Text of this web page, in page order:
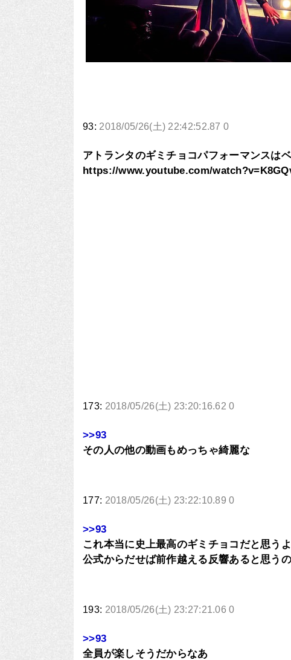
93: 2018/05/26(土) 22:42:52.87 0
アトランタのギミチョコパフォーマンスは
https://www.youtube.com/
173: 2018/05/26(土) 23:20:16.62 0
>>93
その人の他の動画もめっちゃ綺麗な
177: 2018/05/26(土) 23:22:10.89 0
>>93
これ本当に史上最高のギミチョコだと思うよ
公式からだせば前作越える反響あると思う
193: 2018/05/26(土) 23:27:21.06 0
>>93
全員が楽しそうだからなあ